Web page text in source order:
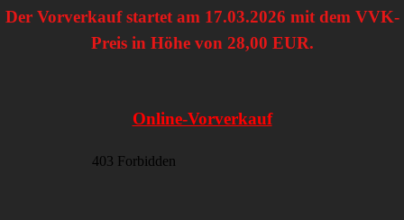
Der Vorverkauf startet am 17.03.2026 mit dem VVK-
Preis in Höhe von 28,00 EUR.
Online-Vorverkauf